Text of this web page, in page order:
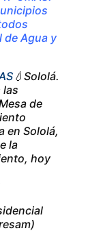
de Agua y
💧Sololá.
las
de
en Sololá,
la
hoy